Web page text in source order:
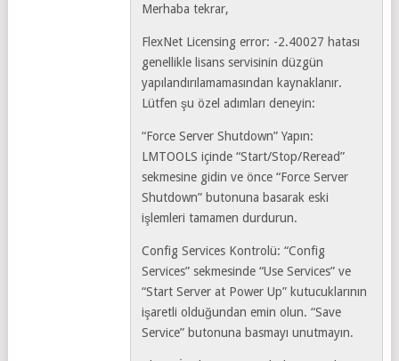
Merhaba tekrar,
FlexNet Licensing error: -2.40027 hatası
genellikle lisans servisinin düzgün
yapılandırılamamasından kaynaklanır.
Lütfen şu özel adımları deneyin:
“Force Server Shutdown” Yapın:
LMTOOLS içinde “Start/Stop/Reread”
sekmesine gidin ve önce “Force Server
Shutdown” butonuna basarak eski
işlemleri tamamen durdurun.
Config Services Kontrolü: “Config
Services” sekmesinde “Use Services” ve
“Start Server at Power Up” kutucuklarının
işaretli olduğundan emin olun. “Save
Service” butonuna basmayı unutmayın.